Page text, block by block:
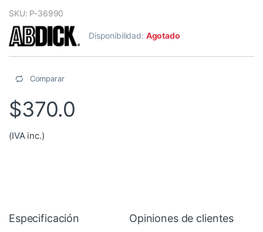
SKU: P-36990
Disponibilidad: Agotado
Comparar
$370.0
(IVA inc.)
Especificación Opiniones de clientes